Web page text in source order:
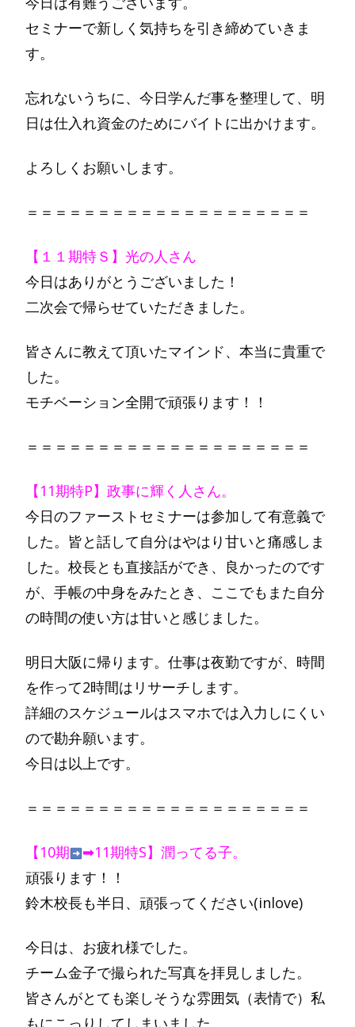
セミナーで新しく気持ちを引き締めていきま
す。
忘れないうちに、今日学んだ事を整理して、明
日は仕入れ資金のためにバイトに出かけます。
よろしくお願いします。
＝＝＝＝＝＝＝＝＝＝＝＝＝＝＝＝＝＝＝＝
【１１期特Ｓ】光の人さん
今日はありがとうございました！
二次会で帰らせていただきました。
皆さんに教えて頂いたマインド、本当に貴重で
した。
モチベーション全開で頑張ります！！
＝＝＝＝＝＝＝＝＝＝＝＝＝＝＝＝＝＝＝＝
【11期特P】政事に輝く人さん。
今日のファーストセミナーは参加して有意義で
した。皆と話して自分はやはり甘いと痛感しま
した。校長とも直接話ができ、良かったのです
が、手帳の中身をみたとき、ここでもまた自分
の時間の使い方は甘いと感じました。
明日大阪に帰ります。仕事は夜勤ですが、時間
を作って2時間はリサーチします。
詳細のスケジュールはスマホでは入力しにくい
ので勘弁願います。
今日は以上です。
＝＝＝＝＝＝＝＝＝＝＝＝＝＝＝＝＝＝＝＝
【10期 ➡11期特S】潤ってる子。
頑張ります！！
鈴木校長も半日、頑張ってください(inlove)
今日は、お疲れ様でした。
チーム金子で撮られた写真を拝見しました。
皆さんがとても楽しそうな雰囲気（表情で）私
もにこっりしてしまいました。